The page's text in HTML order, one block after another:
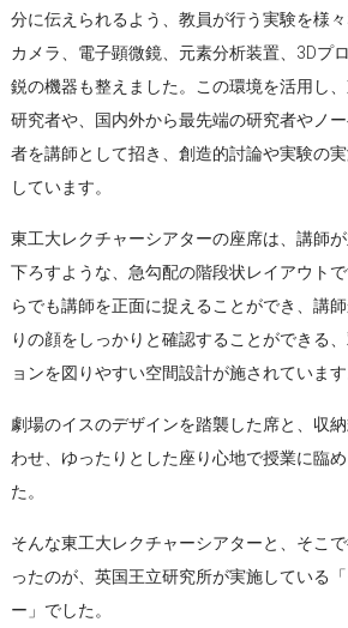
分に伝えられるよう、教員が行う実験を様
カメラ、電子顕微鏡、元素分析装置、3Dプ
鋭の機器も整えました。この環境を活用し
研究者や、国内外から最先端の研究者やノ
者を講師として招き、創造的討論や実験の
しています。
東工大レクチャーシアターの座席は、講師
下ろすような、急勾配の階段状レイアウト
らでも講師を正面に捉えることができ、講
りの顔をしっかりと確認することができる
ョンを図りやすい空間設計が施されています
劇場のイスのデザインを踏襲した席と、収
わせ、ゆったりとした座り心地で授業に臨
た。
そんな東工大レクチャーシアターと、そこ
ったのが、英国王立研究所が実施している
ー」でした。